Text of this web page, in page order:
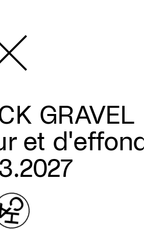
GRAVEL
et